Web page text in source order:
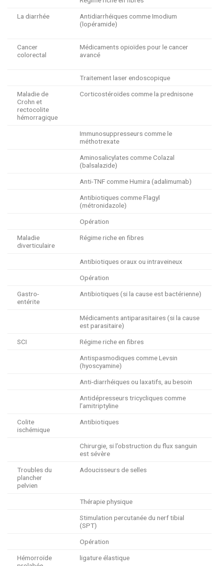
La diarrhée
Antidiarrhéiques comme Imodium
(lopéramide)
Cancer
colorectal
Médicaments opioïdes pour le cancer
avancé
Traitement laser endoscopique
Maladie de
Crohn et
rectocolite
hémorragique
Corticostéroïdes comme la prednisone
Immunosuppresseurs comme le
méthotrexate
Aminosalicylates comme Colazal
(balsalazide)
Anti-TNF comme Humira (adalimumab)
Antibiotiques comme Flagyl
(métronidazole)
Opération
Maladie
diverticulaire
Régime riche en fibres
Antibiotiques oraux ou intraveineux
Opération
Gastro-
entérite
Antibiotiques (si la cause est bactérienne)
Médicaments antiparasitaires (si la cause
est parasitaire)
SCI Régime riche en fibres
Antispasmodiques comme Levsin
(hyoscyamine)
Anti-diarrhéiques ou laxatifs, au besoin
Antidépresseurs tricycliques comme
l’amitriptyline
Colite
ischémique
Antibiotiques
Chirurgie, si l’obstruction du flux sanguin
est sévère
Troubles du
plancher
pelvien
Adoucisseurs de selles
Thérapie physique
Stimulation percutanée du nerf tibial
(SPT)
Opération
Hémorroïde
ligature élastique